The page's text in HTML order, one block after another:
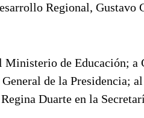
Regional, Gustavo
de Educación; a
de la Presidencia;
Duarte en la